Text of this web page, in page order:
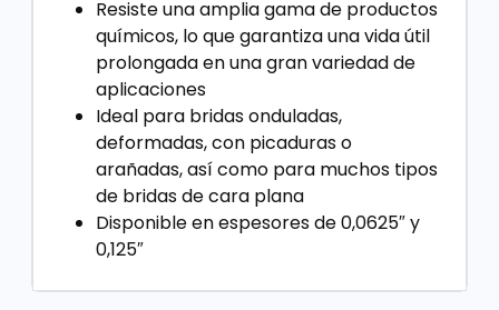
Resiste una amplia gama de productos
químicos, lo que garantiza una vida útil
prolongada en una gran variedad de
aplicaciones
Ideal para bridas onduladas,
deformadas, con picaduras o
arañadas, así como para muchos tipos
de bridas de cara plana
Disponible en espesores de 0,0625″ y
0,125″